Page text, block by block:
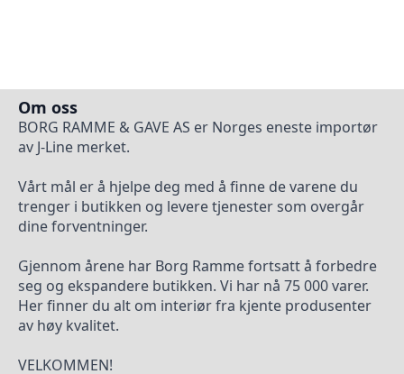
Om oss
BORG RAMME & GAVE AS er Norges eneste importør
av J-Line merket.
Vårt mål er å hjelpe deg med å finne de varene du
trenger i butikken og levere tjenester som overgår
dine forventninger.
Gjennom årene har Borg Ramme fortsatt å forbedre
seg og ekspandere butikken. Vi har nå 75 000 varer.
Her finner du alt om interiør fra kjente produsenter
av høy kvalitet.
VELKOMMEN!